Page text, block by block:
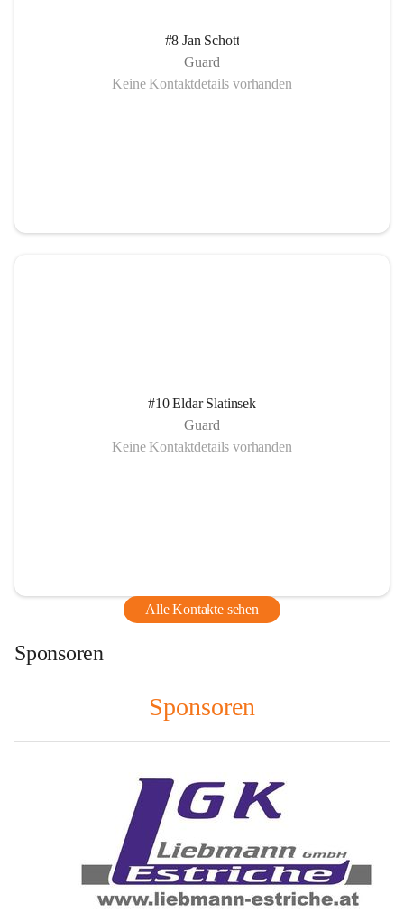
#8 Jan Schott
Guard
Keine Kontaktdetails vorhanden
#10 Eldar Slatinsek
Guard
Keine Kontaktdetails vorhanden
Alle Kontakte sehen
Sponsoren
Sponsoren